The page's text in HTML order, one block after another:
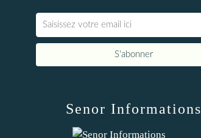
Senor Informations